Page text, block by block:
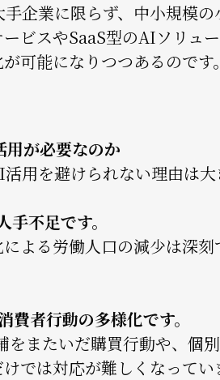
企業に限らず、中小規模の
ービスやSaaS型のAIソリュ
可能になりつつあるのです。
が必要なのか
用を避けられない理由は大
手不足です。
よる労働人口の減少は深
費者行動の多様化です。
をまたいだ購買行動や、個
では対応が難しくなってい